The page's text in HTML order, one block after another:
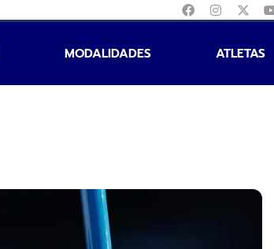
MODALIDADES ATLETAS